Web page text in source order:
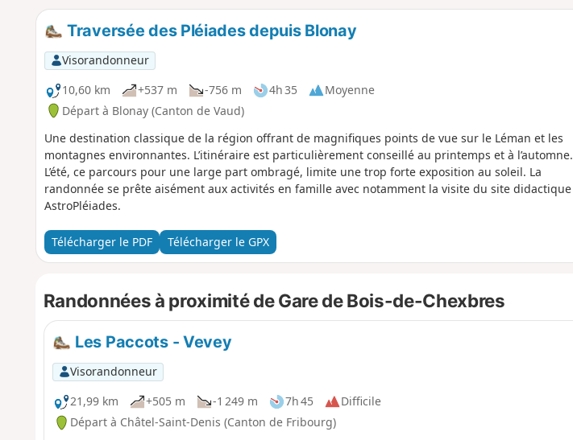
Traversée des Pléiades depuis Blonay
Visorandonneur
10,60 km
+537 m -756 m 4h 35
Moyenne
Départ à Blonay (Canton de Vaud)
Une destination classique de la région offrant de magnifiques points de vue sur le Léman et les
montagnes environnantes. L’itinéraire est particulièrement conseillé au printemps et à l’automne.
L’été, ce parcours pour une large part ombragé, limite une trop forte exposition au soleil. La
randonnée se prête aisément aux activités en famille avec notamment la visite du site didactique
AstroPléiades.
Télécharger le PDF Télécharger le GPX
Randonnées à proximité de Gare de Bois-de-Chexbres
Les Paccots - Vevey
Visorandonneur
21,99 km
+505 m -1 249 m 7h 45
Difficile
Départ à Châtel-Saint-Denis (Canton de Fribourg)